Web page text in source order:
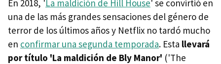
En 2018, 'La maldición de Hill House' se convirtió en
una de las más grandes sensaciones del género de
terror de los últimos años y Netflix no tardó mucho
en confirmar una segunda temporada. Esta llevará
por título 'La maldición de Bly Manor' ('The